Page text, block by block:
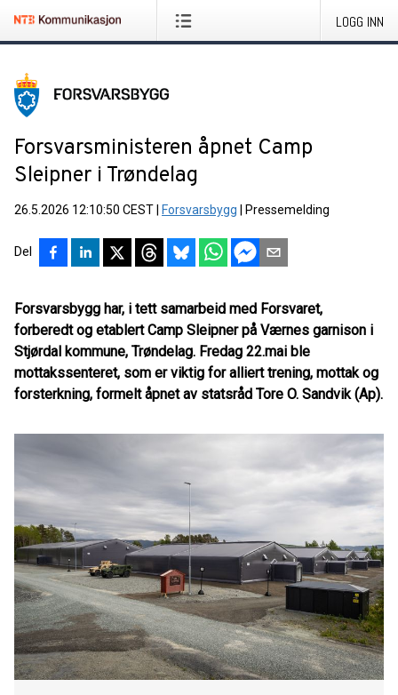
LOGG INN
Forsvarsministeren åpnet Camp
Sleipner i Trøndelag
26.5.2026 12:10:50 CEST Forsvarsbygg Pressemelding
Del
Forsvarsbygg har, i tett samarbeid med Forsvaret,
forberedt og etablert Camp Sleipner på Værnes garnison i
Stjørdal kommune, Trøndelag. Fredag 22.mai ble
mottakssenteret, som er viktig for alliert trening, mottak og
forsterkning, formelt åpnet av statsråd Tore O. Sandvik (Ap).